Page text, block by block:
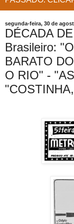
segunda-feira, 30 de
DÉCADA
Brasileiro:
BARATO
O RIO" -